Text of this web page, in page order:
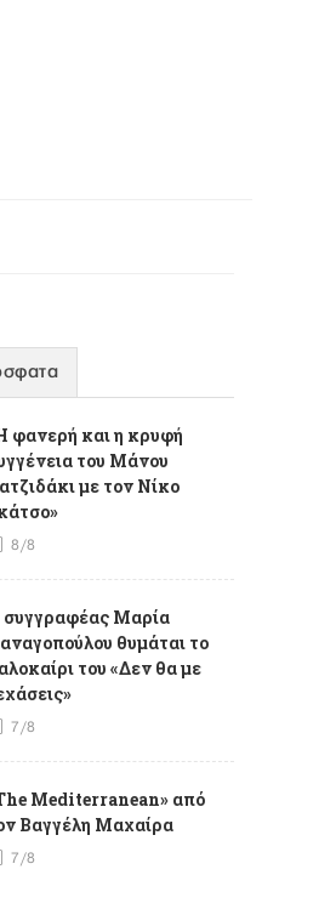
φανερή και η κρυφή
του Μάνου
με τον Νίκο
8/8
Μαρία
θυμάται το
του «Δεν θα με
7/8
Mediterranean» από
Βαγγέλη Μαχαίρα
7/8